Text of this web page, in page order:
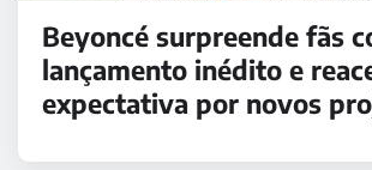
Beyoncé surpreende fãs
lançamento inédito e
expectativa por novos